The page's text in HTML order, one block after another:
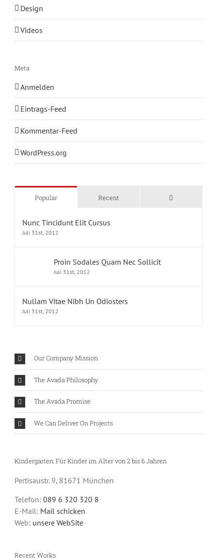
Design
Videos
Meta
Anmelden
Eintrags-Feed
Kommentar-Feed
WordPress.org
Popular Recent
Nunc Tincidunt Elit Cursus
Juli 31st, 2012
Proin Sodales Quam Nec Sollicit
Juli 31st, 2012
Nullam Vitae Nibh Un Odiosters
Juli 31st, 2012
Our Company Mission
The Avada Philosophy
The Avada Promise
We Can Deliver On Projects
Kindergarten: Für Kinder im Alter von 2 bis 6 Jahren
Pertisaustr. 9, 81671 München
Telefon: 089 6 320 320 8
E-Mail: Mail schicken
Web: unsere WebSite
Recent Works